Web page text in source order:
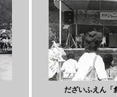
だざいふえん「